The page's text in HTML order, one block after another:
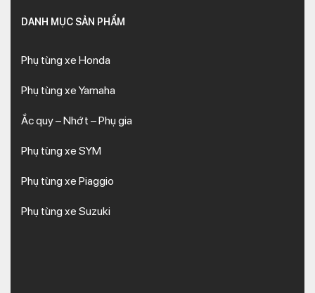
DANH MỤC SẢN PHẨM
Phụ tùng xe Honda
Phụ tùng xe Yamaha
Ắc quy – Nhớt – Phụ gia
Phụ tùng xe SYM
Phụ tùng xe Piaggio
Phụ tùng xe Suzuki